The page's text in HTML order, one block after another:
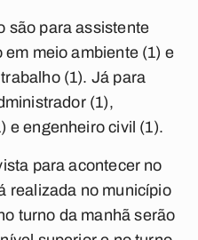
são para assistente
meio ambiente (1) e
(1). Já para
(1),
e engenheiro civil (1).
para acontecer no
realizada no município
turno da manhã serão